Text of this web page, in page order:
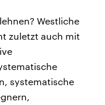
Westliche
zuletzt auch mit
systematische